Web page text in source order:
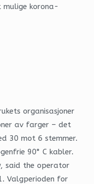
mulige korona-
organisasjoner
av farger – det
30 mot 6 stemmer.
90° C kabler.
said the operator
Valgperioden for